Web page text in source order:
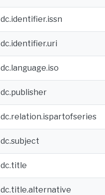
dc.identifier.issn
dc.identifier.uri
dc.language.iso
dc.publisher
dc.relation.ispartofseries
dc.subject
dc.title
dc.title.alternative